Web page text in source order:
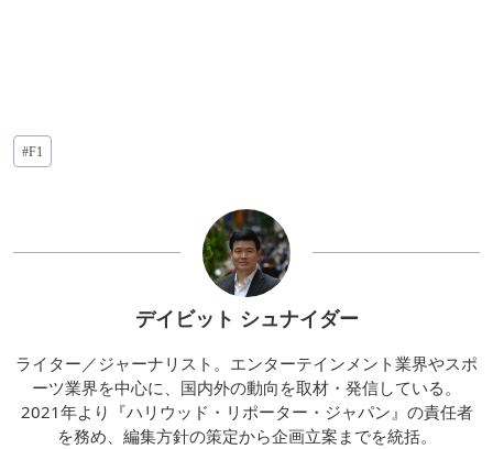
投
稿
#F1
デイビット シュナイダー
ライター／ジャーナリスト。エンターテインメント業界やスポ
ーツ業界を中心に、国内外の動向を取材・発信している。
2021年より『ハリウッド・リポーター・ジャパン』の責任者
を務め、編集方針の策定から企画立案までを統括。